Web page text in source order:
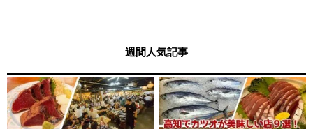
週間人気記事